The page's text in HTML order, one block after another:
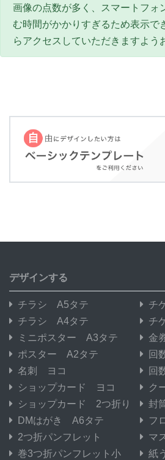
画像の点数が多く、スマートフォ
む時間がかかりすぎるため表示で
らアクセスしていただきますよう
デザインする
チラシ A5タテ
チラシ A4タテ
ミニポスター A3タテ
ポスター A2タテ
名刺 ヨコ
ショップカード ヨコ
ショップカード 2つ折り
DMはがき A6タテ
2つ折パンフレット
巻3つ折パンフレット小
チ
チ
金
回
回
ク
封
フ
マ
紙